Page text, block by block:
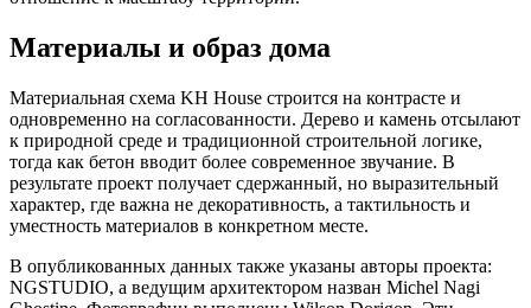
Материалы и образ дома
Материальная схема KH House строится на контрасте и
одновременно на согласованности. Дерево и камень отсылают
к природной среде и традиционной строительной логике,
тогда как бетон вводит более современное звучание. В
результате проект получает сдержанный, но выразительный
характер, где важна не декоративность, а тактильность и
уместность материалов в конкретном месте.
В опубликованных данных также указаны авторы проекта:
NGSTUDIO, а ведущим архитектором назван Michel Nagi